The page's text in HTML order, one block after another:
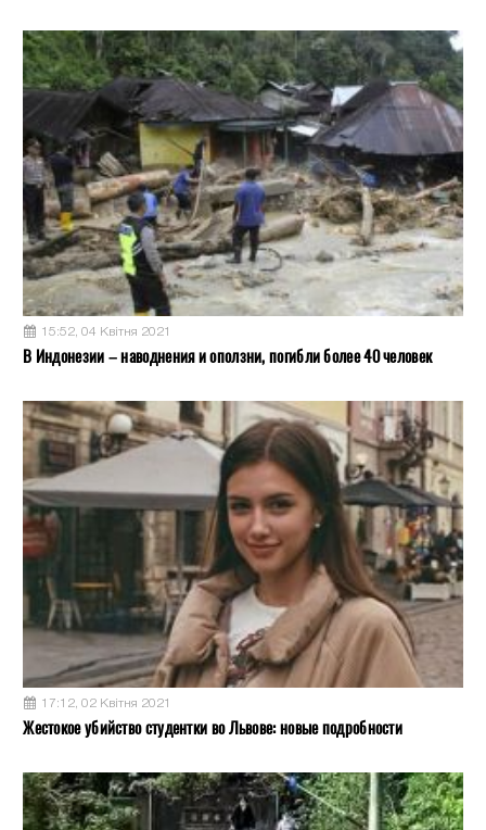
15:52, 04 Квітня 2021
В Индонезии – наводнения и оползни, погибли более 40 человек
17:12, 02 Квітня 2021
Жестокое убийство студентки во Львове: новые подробности